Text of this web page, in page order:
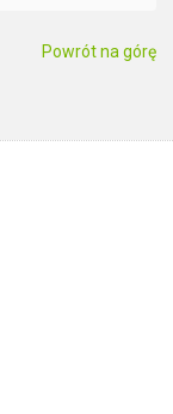
Powrót na górę